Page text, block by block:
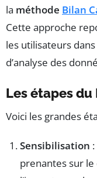
la méthode Bilan
Cette approche
les utilisateurs
d’analyse des
Les étapes
Voici les grandes
Sensibilisation
prenantes sur